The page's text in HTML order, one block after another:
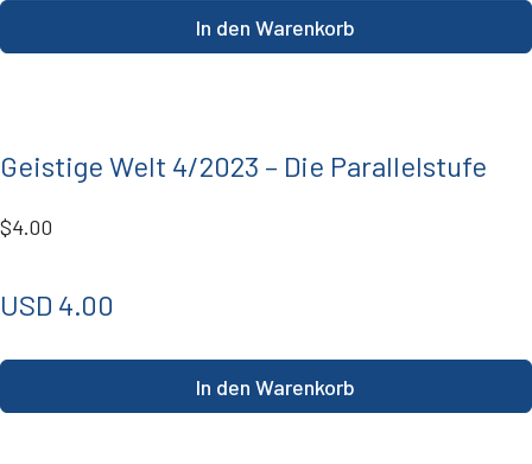
In den Warenkorb
Geistige Welt 4/2023 – Die Parallelstufe
$4.00
USD 4.00
In den Warenkorb